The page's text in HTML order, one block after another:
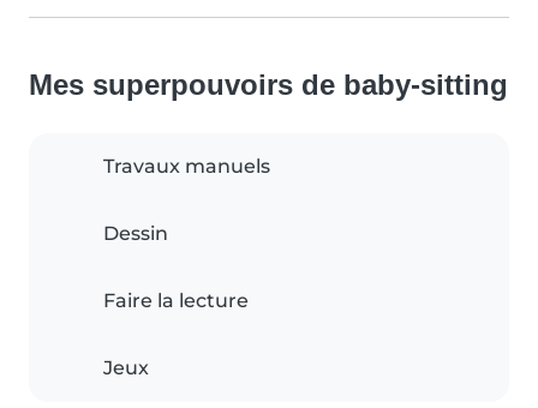
Mes superpouvoirs de baby-sitting
Travaux manuels
Dessin
Faire la lecture
Jeux